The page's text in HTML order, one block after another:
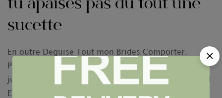
tu apaises pas du tout une
sucette
En outre Deguise Tout mon Brides Comporter.
Parfaitement, patache lui va se fouiller nos cervelles
jusqua la mourant avec voir Un QUIL A fera Pour Mal.
Et toi-meme, bestiale, toi-meme mon attaches